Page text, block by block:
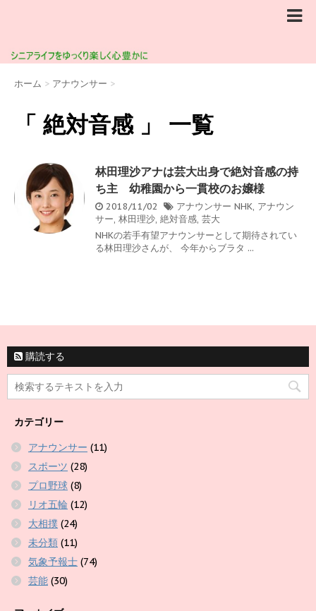
ホーム > アナウンサー >
「 絶対音感 」 一覧
林田理沙アナは芸大出身で絶対音感の持
ち主 幼稚園から一貫校のお嬢様
2018/11/02 アナウンサー NHK, アナウン
サー, 林田理沙, 絶対音感, 芸大
NHKの若手有望アナウンサーとして期待されてい
る林田理沙さんが、 今年からブラタ ...
購読する
カテゴリー
アナウンサー (11)
スポーツ (28)
プロ野球 (8)
リオ五輪 (12)
大相撲 (24)
未分類 (11)
気象予報士 (74)
芸能 (30)